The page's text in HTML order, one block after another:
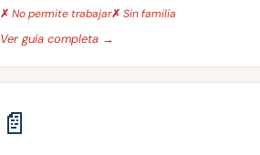
✗ No permite trabajar✗ Sin familia
Ver guía completa →
📄